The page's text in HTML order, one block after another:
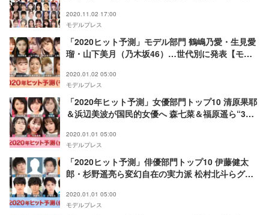
2020.11.02 17:00
モデルプレス
「2020ヒット予測」モデル部門 鶴嶋乃愛・生見愛
瑠・山下美月（乃木坂46）…世代別に発表【モデ
2020.01.02 05:00
モデルプレス
「2020年ヒット予測」女優部門トップ10 清原果耶
＆浜辺美波が国民的女優へ 森七菜＆福原遥ら“3A
2020.01.01 05:00
モデルプレス
「2020ヒット予測」俳優部門トップ10 伊藤健太
郎・杉野遥亮ら変幻自在の実力派 松村北斗らグル
2020.01.01 05:00
モデルプレス